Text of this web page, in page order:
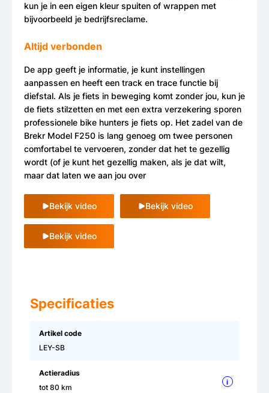
kun je in een eigen kleur spuiten of wrappen met
bijvoorbeeld je bedrijfsreclame.
Altijd verbonden
De app geeft je informatie, je kunt instellingen
aanpassen en heeft een track en trace functie bij
diefstal. Als je fiets in beweging komt zonder jou, kun je
de fiets stilzetten en met een extra verzekering sporen
professionele bike hunters je fiets op. Het zadel van de
Brekr Model F250 is lang genoeg om twee personen
comfortabel te vervoeren, zonder dat het te gezellig
wordt (of je kunt het gezellig maken, als je dat wilt,
maar dat laten we aan jou over
Bekijk video Bekijk video
Bekijk video
Specificaties
Artikel code
LEY-SB
Actieradius
tot 80 km
i